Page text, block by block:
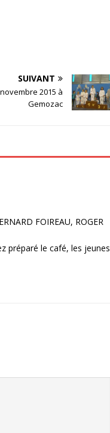
SUIVANT
2015 à
Gemozac
FOIREAU, ROGER
préparé le café, les jeunes